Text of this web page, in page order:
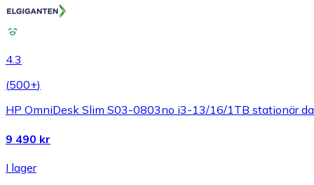
4.3
(500+)
HP OmniDesk Slim S03-0803no i3-13/16/1TB stationär
9 490 kr
I lager